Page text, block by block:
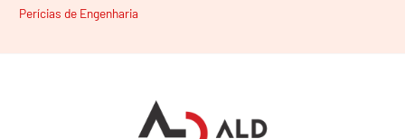
Perícias de Engenharia